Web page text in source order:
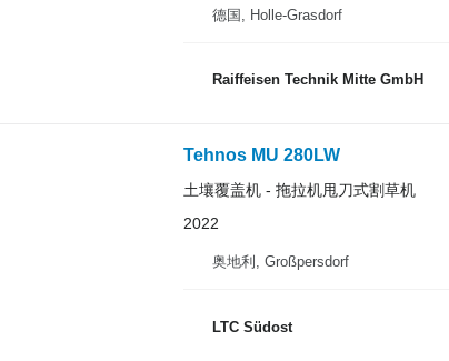
德国, Holle-Grasdorf
Raiffeisen Technik Mitte GmbH
Tehnos MU 280LW
土壤覆盖机 - 拖拉机甩刀式割草机
2022
奥地利, Großpersdorf
LTC Südost